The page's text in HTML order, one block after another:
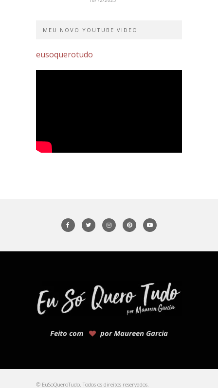
MEU NOVO YOUTUBE VIDEO
eusoquerotudo
Feito com por Maureen Garcia
© EuSoQueroTudo. Todos os direitos reservados.